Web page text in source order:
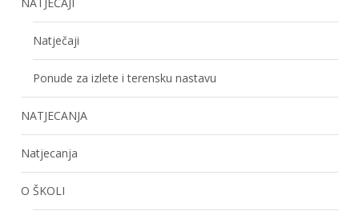
Natječaji
Ponude za izlete i terensku nastavu
NATJECANJA
Natjecanja
O ŠKOLI